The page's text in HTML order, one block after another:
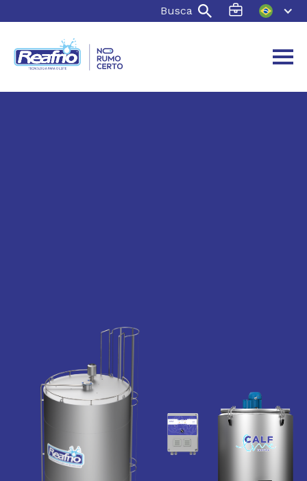
Busca